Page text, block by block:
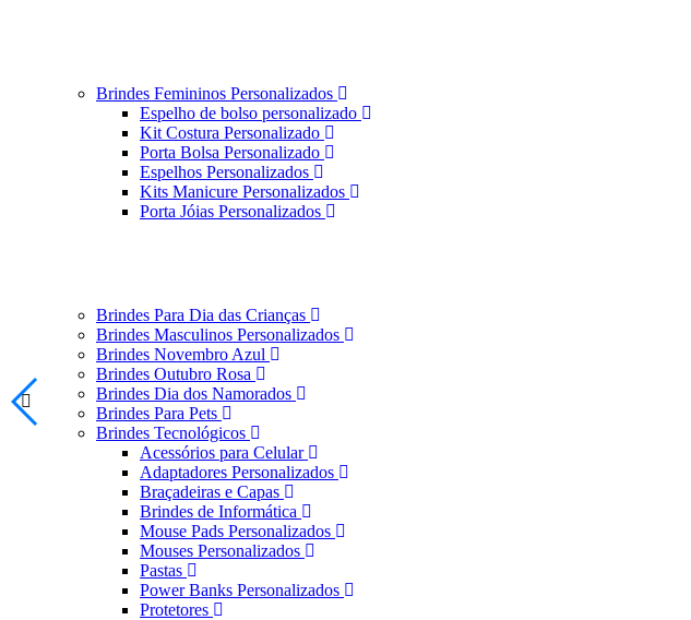
Brindes Femininos Personalizados
Espelho de bolso personalizado
Kit Costura Personalizado
Porta Bolsa Personalizado
Espelhos Personalizados
Kits Manicure Personalizados
Porta Jóias Personalizados
Brindes Para Dia das Crianças
Brindes Masculinos Personalizados
Brindes Novembro Azul
Brindes Outubro Rosa
Brindes Dia dos Namorados
Brindes Para Pets
Brindes Tecnológicos
Acessórios para Celular
Adaptadores Personalizados
Braçadeiras e Capas
Brindes de Informática
Mouse Pads Personalizados
Mouses Personalizados
Pastas
Power Banks Personalizados
Protetores